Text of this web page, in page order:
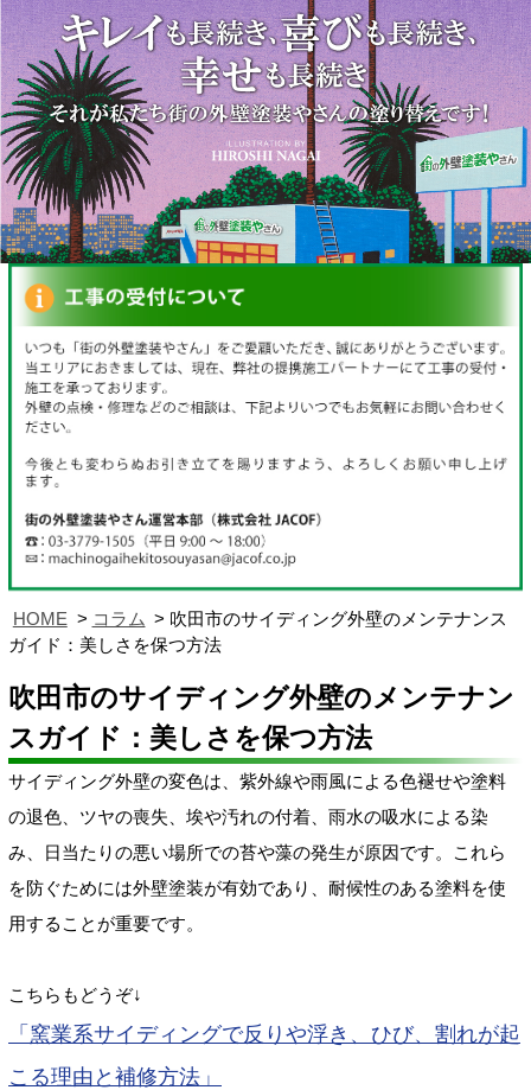
HOME コラム
吹田市のサイディング外壁のメンテナンス
ガイド：美しさを保つ方法
吹田市のサイディング外壁のメンテナン
スガイド：美しさを保つ方法
サイディング外壁の変色は、紫外線や雨風による色褪せや塗料
の退色、ツヤの喪失、埃や汚れの付着、雨水の吸水による染
み、日当たりの悪い場所での苔や藻の発生が原因です。これら
を防ぐためには外壁塗装が有効であり、耐候性のある塗料を使
用することが重要です。
こちらもどうぞ↓
「窯業系サイディングで反りや浮き、ひび、割れが起
こる理由と補修方法」